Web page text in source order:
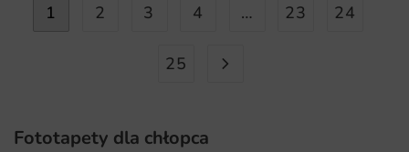
1 2 3 4 … 23 24
25
Fototapety dla chłopca